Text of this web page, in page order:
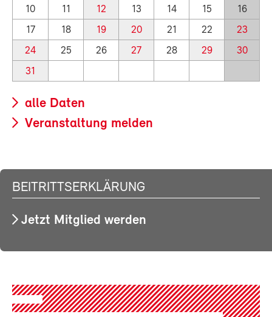
10
11 12 13 14 15
16
17
18 19 20 21 22
23
24
25 26 27 28 29
30
31
alle Daten
Veranstaltung melden
BEITRITTSERKLÄRUNG
Jetzt Mitglied werden